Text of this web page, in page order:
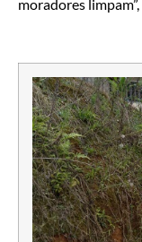
moradores